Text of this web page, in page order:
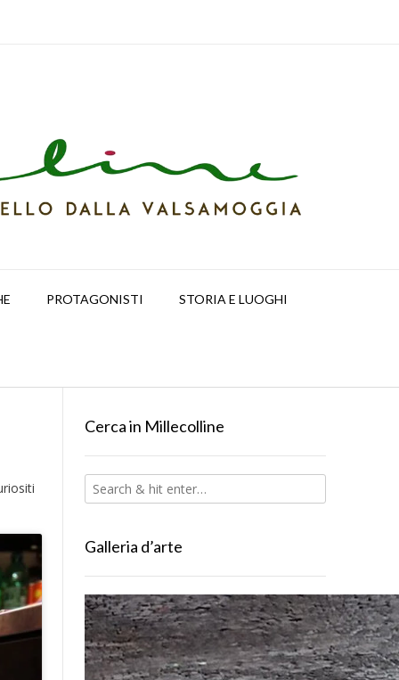
PROTAGONISTI STORIA E LUOGHI
Cerca in Millecolline
Galleria d’arte